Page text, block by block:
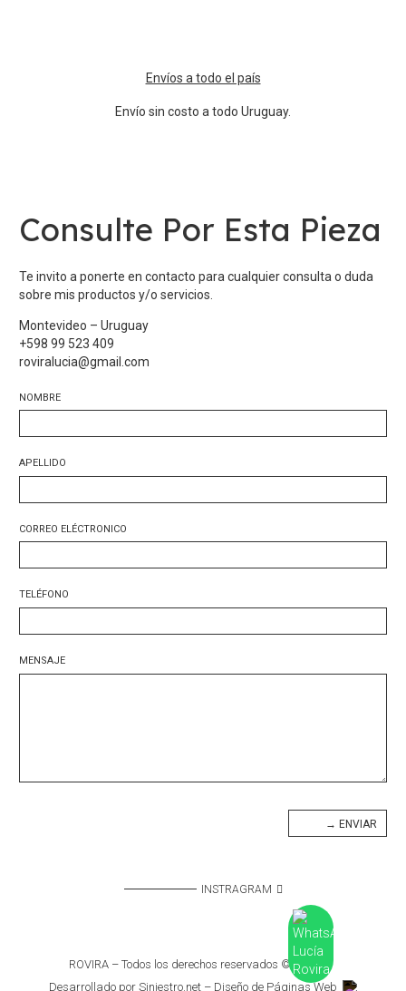
Envíos a todo el país
Envío sin costo a todo Uruguay.
Consulte Por Esta Pieza
Te invito a ponerte en contacto para cualquier consulta o duda
sobre mis productos y/o servicios.
Montevideo – Uruguay
+598 99 523 409
roviralucia@gmail.com
NOMBRE
APELLIDO
CORREO ELÉCTRONICO
TELÉFONO
MENSAJE
INSTRAGRAM
ROVIRA – Todos los derechos reservados © – 2025
Desarrollado por Siniestro.net – Diseño de Páginas Web